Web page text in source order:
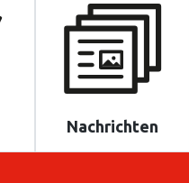
Nachrichten